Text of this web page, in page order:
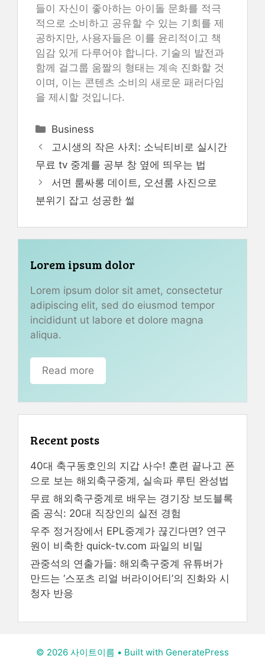
들이 자신이 좋아하는 아이돌 문화를 적극
적으로 소비하고 공유할 수 있는 기회를 제
공하지만, 사용자들은 이를 윤리적이고 책
임감 있게 다루어야 합니다. 기술의 발전과
함께 걸그룹 움짤의 형태는 계속 진화할 것
이며, 이는 콘텐츠 소비의 새로운 패러다임
을 제시할 것입니다.
Categories
Business
고시생의 작은 사치: 소닉티비로 실시간
무료 tv 중계를 공부 창 옆에 띄우는 법
서면 룸싸롱 데이트, 오션룸 사진으로
분위기 잡고 성공한 썰
Lorem ipsum dolor
Lorem ipsum dolor sit amet, consectetur
adipiscing elit, sed do eiusmod tempor
incididunt ut labore et dolore magna
aliqua.
Read more
Recent posts
40대 축구동호인의 지갑 사수! 훈련 끝나고 폰
으로 보는 해외축구중계, 실속파 루틴 완성법
무료 해외축구중계로 배우는 경기장 보도블록
줌 공식: 20대 직장인의 실전 경험
우주 정거장에서 EPL중계가 끊긴다면? 연구
원이 비축한 quick-tv.com 파일의 비밀
관중석의 연출가들: 해외축구중계 유튜버가
만드는 ‘스포츠 리얼 버라이어티’의 진화와 시
청자 반응
© 2026 사이트이름 • Built with GeneratePress